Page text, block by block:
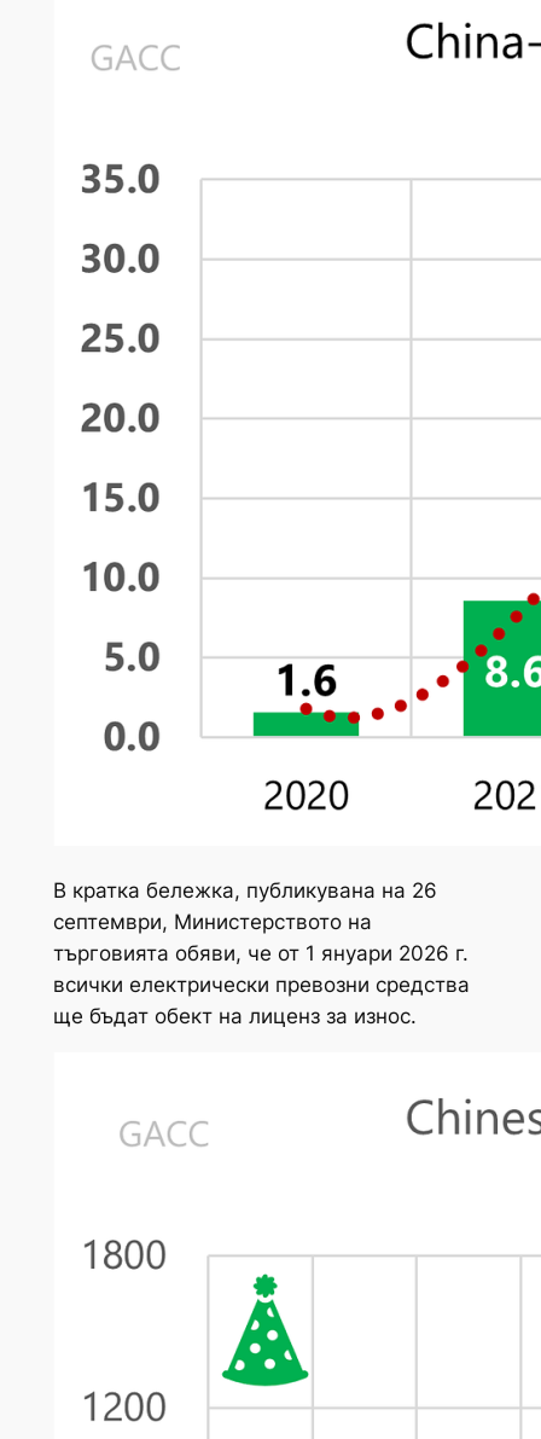
В кратка бележка, публикувана на 26
септември, Министерството на
търговията обяви, че от 1 януари 2026 г.
всички електрически превозни средства
ще бъдат обект на лиценз за износ.